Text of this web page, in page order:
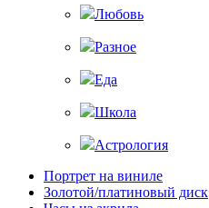
Любовь
Разное
Еда
Школа
Астрология
Портрет на виниле
Золотой/платиновый диск